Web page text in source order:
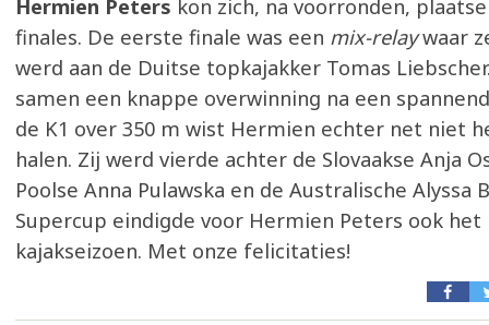
Hermien Peters kon zich, na voorronden,
finales. De eerste finale was een mix-relaywaar
werd aan de Duitse topkajakker Tomas
samen een knappe overwinning na een
de K1 over 350 m wist Hermien echter net niet
halen. Zij werd vierde achter de Slovaakse Anja
Poolse Anna Pulawska en de Australische Alyssa
Supercup eindigde voor Hermien Peters ook
kajakseizoen. Met onze felicitaties!